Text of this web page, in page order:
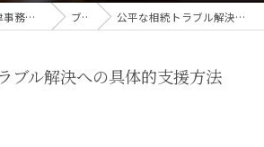
東京都日本橋の法律事務所なら弁護士 濵門俊也 ブログ 公平な相続トラブル解決への具体的支援方法
ブル解決への具体的支援方法